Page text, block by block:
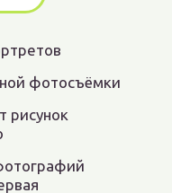
фотосъёмки
рисунок